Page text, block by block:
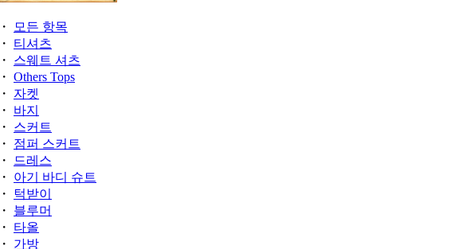
・ 모든 항목
・ 티셔츠
・ 스웨트 셔츠
・ Others Tops
・ 자켓
・ 바지
・ 스커트
・ 점퍼 스커트
・ 드레스
・ 아기 바디 슈트
・
턱받이
・ 블루머
・ 타올
・ 가방